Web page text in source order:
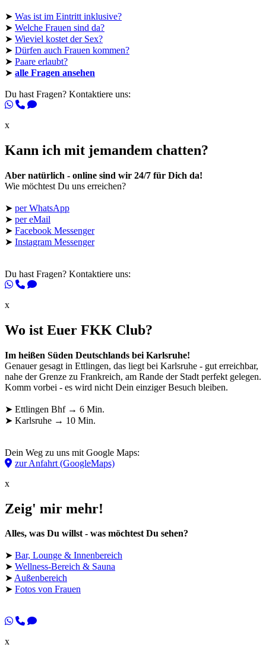
➤ Was ist im Eintritt inklusive?
➤ Welche Frauen sind da?
➤ Wieviel kostet der Sex?
➤ Dürfen auch Frauen kommen?
➤ Paare erlaubt?
➤ alle Fragen ansehen
Du hast Fragen? Kontaktiere uns:
x
Kann ich mit jemandem chatten?
Aber natürlich - online sind wir 24/7 für Dich da!
Wie möchtest Du uns erreichen?
➤ per WhatsApp
➤ per eMail
➤ Facebook Messenger
➤ Instagram Messenger
Du hast Fragen? Kontaktiere uns:
x
Wo ist Euer FKK Club?
Im heißen Süden Deutschlands bei Karlsruhe!
Genauer gesagt in Ettlingen, das liegt bei Karlsruhe - gut erreichbar,
nahe der Grenze zu Frankreich, am Rande der Stadt perfekt gelegen.
Komm vorbei - es wird nicht Dein einziger Besuch bleiben.
➤ Ettlingen Bhf → 6 Min.
➤ Karlsruhe → 10 Min.
Dein Weg zu uns mit Google Maps:
zur Anfahrt (GoogleMaps)
x
Zeig' mir mehr!
Alles, was Du willst - was möchtest Du sehen?
➤ Bar, Lounge & Innenbereich
➤ Wellness-Bereich & Sauna
➤Außenbereich
➤ Fotos von Frauen
x